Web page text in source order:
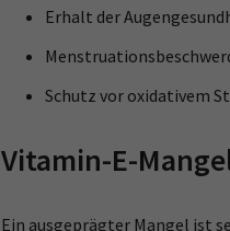
Erhalt der
Schutz vor oxidativem
Vitamin-E-
Ein ausgeprägter Mangel ist